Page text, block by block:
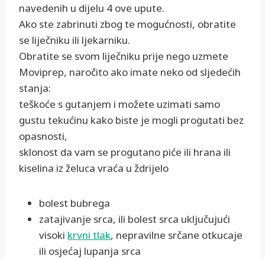
navedenih u dijelu 4 ove upute.
Ako ste zabrinuti zbog te mogućnosti, obratite
se liječniku ili ljekarniku.
Obratite se svom liječniku prije nego uzmete
Moviprep, naročito ako imate neko od sljedećih
stanja:
teškoće s gutanjem i možete uzimati samo
gustu tekućinu kako biste je mogli progutati bez
opasnosti,
sklonost da vam se progutano piće ili hrana ili
kiselina iz želuca vraća u ždrijelo
bolest bubrega
zatajivanje srca, ili bolest srca uključujući
visoki krvni tlak, nepravilne srčane otkucaje
ili osjećaj lupanja srca